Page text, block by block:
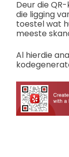
Deur die
die ligging
toestel wat
meeste
Al hierdie